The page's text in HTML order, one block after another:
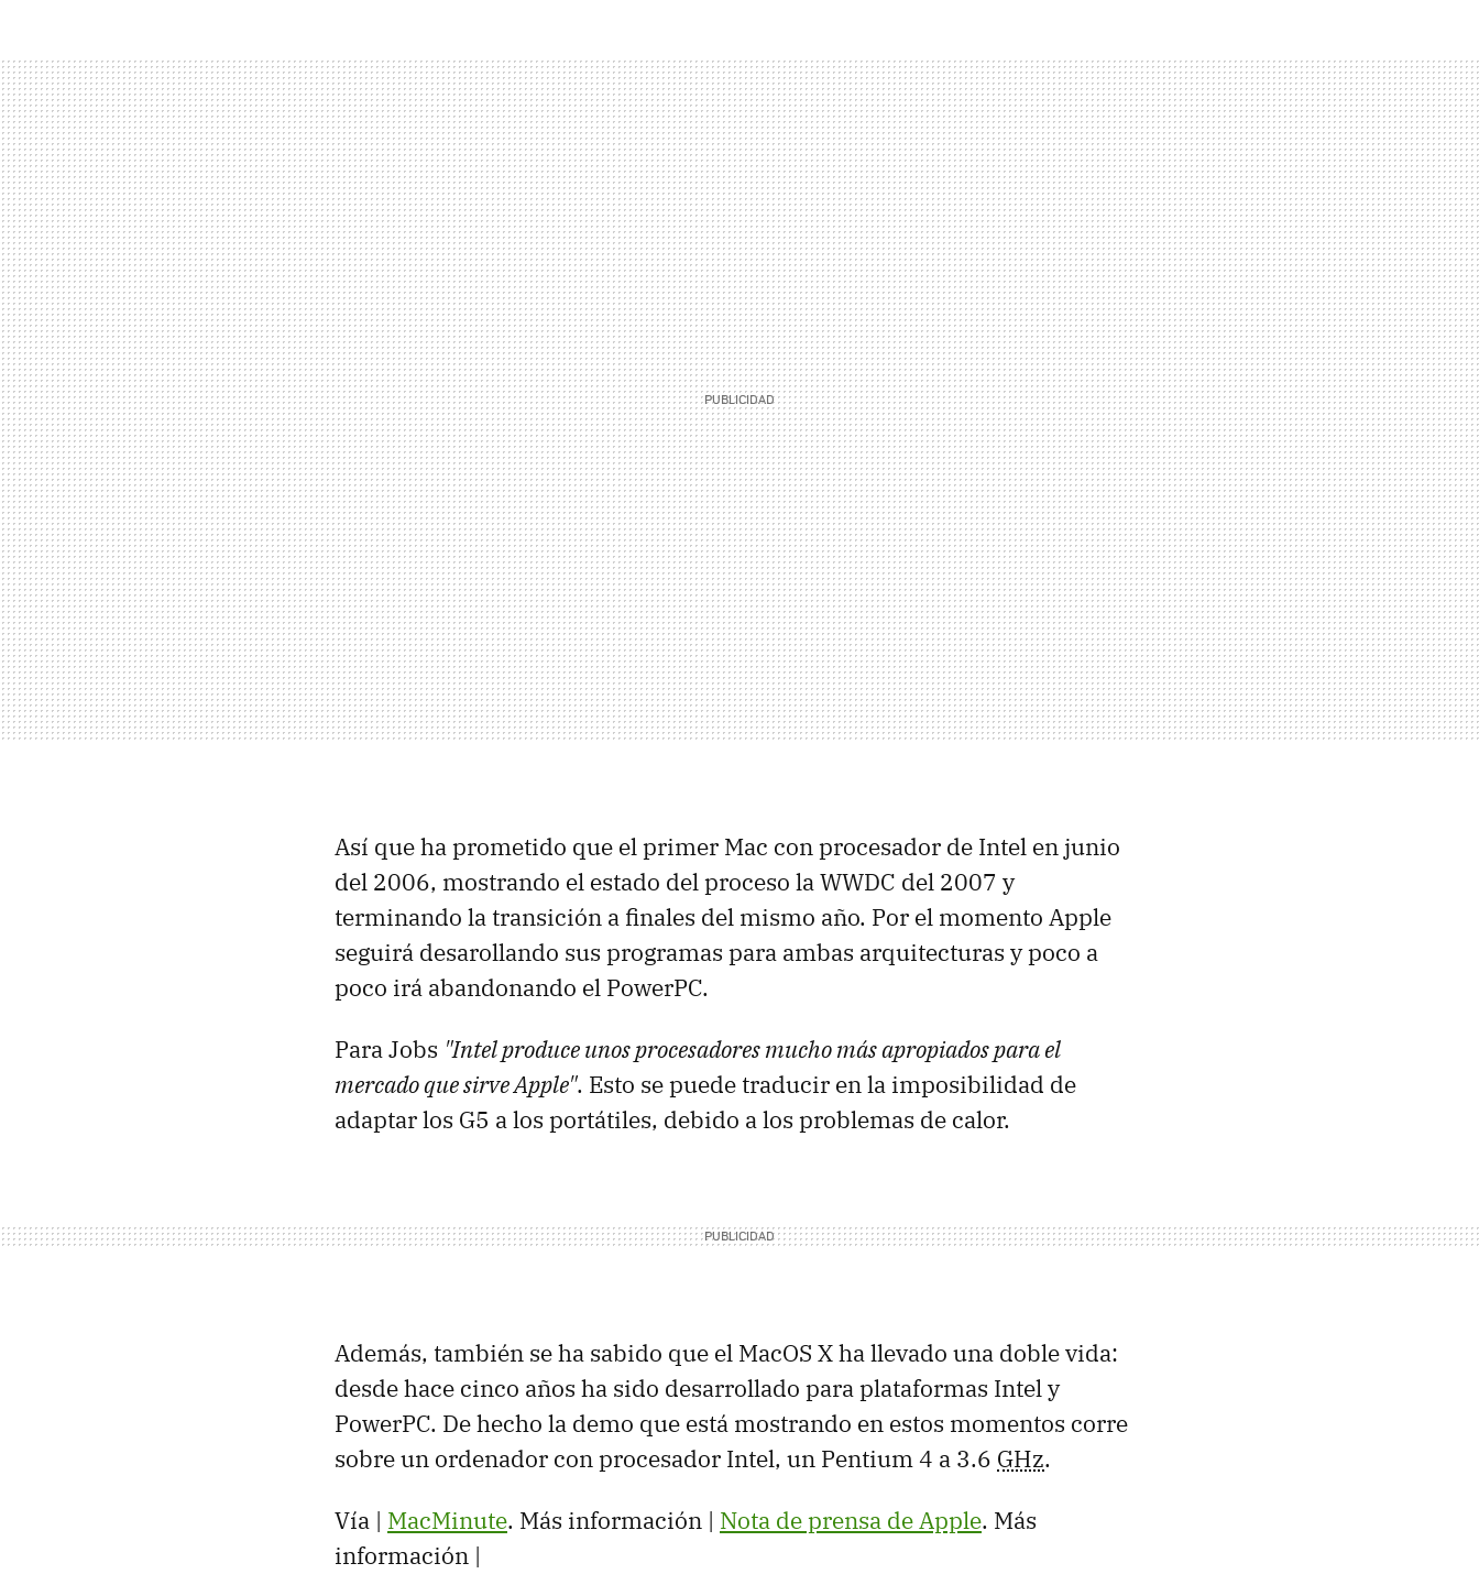
Así que ha prometido que el primer Mac con procesador de Intel en junio
del 2006, mostrando el estado del proceso la WWDC del 2007 y
terminando la transición a finales del mismo año. Por el momento Apple
seguirá desarollando sus programas para ambas arquitecturas y poco a
poco irá abandonando el PowerPC.
Para Jobs "Intel produce unos procesadores mucho más apropiados para el
mercado que sirve Apple". Esto se puede traducir en la imposibilidad de
adaptar los G5 a los portátiles, debido a los problemas de calor.
Además, también se ha sabido que el MacOS X ha llevado una doble vida:
desde hace cinco años ha sido desarrollado para plataformas Intel y
PowerPC. De hecho la demo que está mostrando en estos momentos corre
sobre un ordenador con procesador Intel, un Pentium 4 a 3.6 GHz.
Vía | MacMinute. Más información | Nota de prensa de Apple. Más
información |